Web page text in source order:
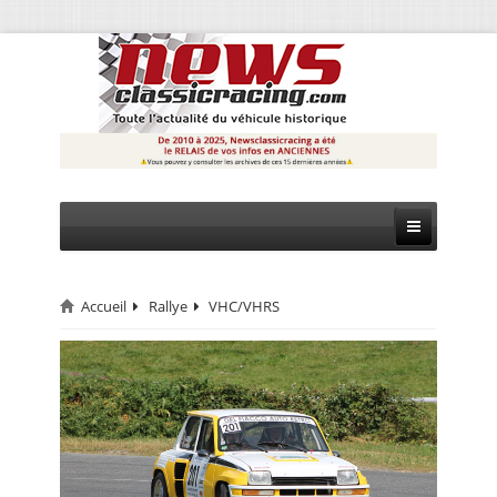
CIRCUIT
RALLYE
MONTAGNE
EVÈNEMENTS
Accueil Rallye VHC/VHRS